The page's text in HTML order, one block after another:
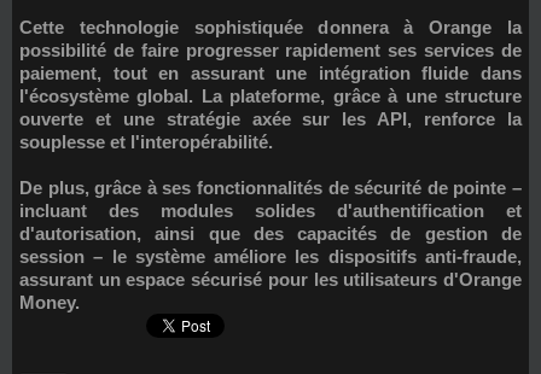
Cette technologie sophistiquée donnera à Orange la
possibilité de faire progresser rapidement ses services de
paiement, tout en assurant une intégration fluide dans
l'écosystème global. La plateforme, grâce à une structure
ouverte et une stratégie axée sur les API, renforce la
souplesse et l'interopérabilité.
De plus, grâce à ses fonctionnalités de sécurité de pointe –
incluant des modules solides d'authentification et
d'autorisation, ainsi que des capacités de gestion de
session – le système améliore les dispositifs anti-fraude,
assurant un espace sécurisé pour les utilisateurs d'Orange
Money.